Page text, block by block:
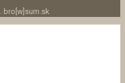
bro[w]sum.sk